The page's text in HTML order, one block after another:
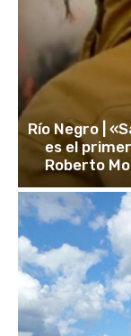
Río Negro |
es el
Roberto